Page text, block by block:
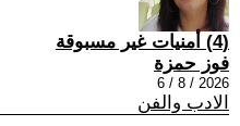
(4) أمنيات غير مسبوقة
فوز حمزة
2026 / 8 / 6
الادب والفن